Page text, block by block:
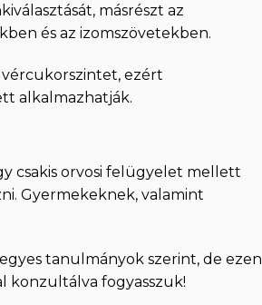
másrészt az
és az izomszövetekben.
ezért
alkalmazhatják.
csakis orvosi felügyelet mellett
Gyermekeknek, valamint
tanulmányok szerint, de ezen
konzultálva fogyasszuk!